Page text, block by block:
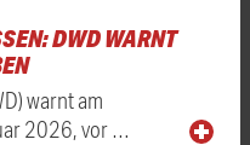
DWD WARNT V
warnt am
2026, vor …